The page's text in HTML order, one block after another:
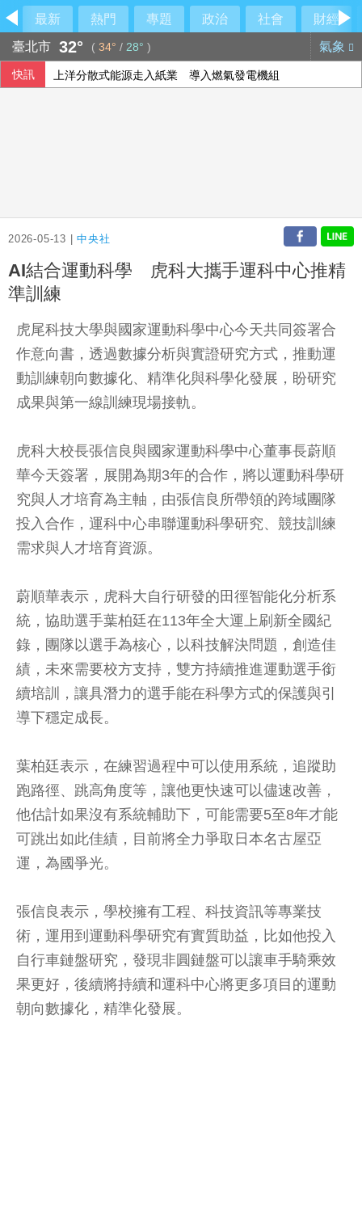
最新 熱門 專題 政治 社會
財經
臺北市 32° ( 34° / 28° ) 氣象
快訊 上洋分散式能源走入紙業 導入燃氣發電機組
2026-05-13 |中央社
AI結合運動科學 虎科大攜手運科中心推精
準訓練
虎尾科技大學與國家運動科學中心今天共同簽署合
作意向書，透過數據分析與實證研究方式，推動運
動訓練朝向數據化、精準化與科學化發展，盼研究
成果與第一線訓練現場接軌。
虎科大校長張信良與國家運動科學中心董事長蔚順
華今天簽署，展開為期3年的合作，將以運動科學研
究與人才培育為主軸，由張信良所帶領的跨域團隊
投入合作，運科中心串聯運動科學研究、競技訓練
需求與人才培育資源。
蔚順華表示，虎科大自行研發的田徑智能化分析系
統，協助選手葉柏廷在113年全大運上刷新全國紀
錄，團隊以選手為核心，以科技解決問題，創造佳
績，未來需要校方支持，雙方持續推進運動選手銜
續培訓，讓具潛力的選手能在科學方式的保護與引
導下穩定成長。
葉柏廷表示，在練習過程中可以使用系統，追蹤助
跑路徑、跳高角度等，讓他更快速可以儘速改善，
他估計如果沒有系統輔助下，可能需要5至8年才能
可跳出如此佳績，目前將全力爭取日本名古屋亞
運，為國爭光。
張信良表示，學校擁有工程、科技資訊等專業技
術，運用到運動科學研究有實質助益，比如他投入
自行車鏈盤研究，發現非圓鏈盤可以讓車手騎乘效
果更好，後續將持續和運科中心將更多項目的運動
朝向數據化，精準化發展。